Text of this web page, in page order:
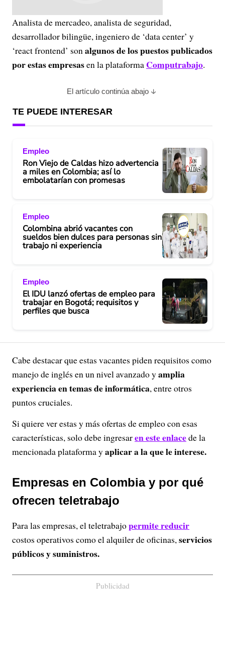
Analista de mercadeo, analista de seguridad,
desarrollador bilingüe, ingeniero de ‘data center’ y
‘react frontend’ sonalgunos de los puestos publicados
por estas empresasen la plataforma Computrabajo.
El artículo continúa abajo
TE PUEDE INTERESAR
Empleo
Ron Viejo de Caldas hizo advertencia
a miles en Colombia; así lo
embolatarían con promesas
Empleo
Colombina abrió vacantes con
sueldos bien dulces para personas sin
trabajo ni experiencia
Empleo
El IDU lanzó ofertas de empleo para
trabajar en Bogotá; requisitos y
perfiles que busca
Cabe destacar que estas vacantes piden requisitos como
manejo de inglés en un nivel avanzado yamplia
experiencia en temas de informática, entre otros
puntos cruciales.
Si quiere ver estas y más ofertas de empleo con esas
características, solo debe ingresaren este enlacede la
mencionada plataforma yaplicar a la que le interese.
Empresas en Colombia y por qué
ofrecen teletrabajo
Para las empresas, el teletrabajopermite reducir
costos operativos como el alquiler de oficinas,servicios
públicos y suministros.
Publicidad